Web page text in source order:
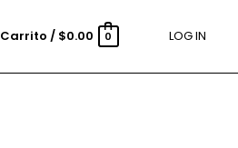
Carrito / $0.00 0 LOG IN